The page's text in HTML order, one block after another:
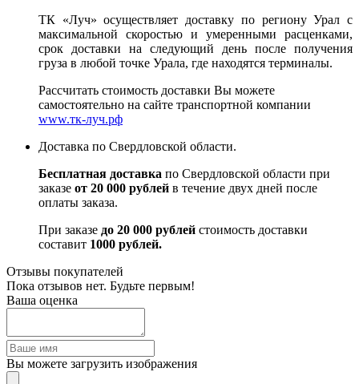
ТК «Луч» осуществляет доставку по региону Урал с
максимальной скоростью и умеренными расценками,
срок доставки на следующий день после получения
груза в любой точке Урала, где находятся терминалы.
Рассчитать стоимость доставки Вы можете
самостоятельно на сайте транспортной компании
www.тк-луч.рф
Доставка по Свердловской области.
Бесплатная доставка по Свердловской области при
заказе от 20 000 рублей в течение двух дней после
оплаты заказа.
При заказе до 20 000 рублей стоимость доставки
составит 1000 рублей.
Отзывы покупателей
Пока отзывов нет. Будьте первым!
Ваша оценка
Вы можете загрузить изображения